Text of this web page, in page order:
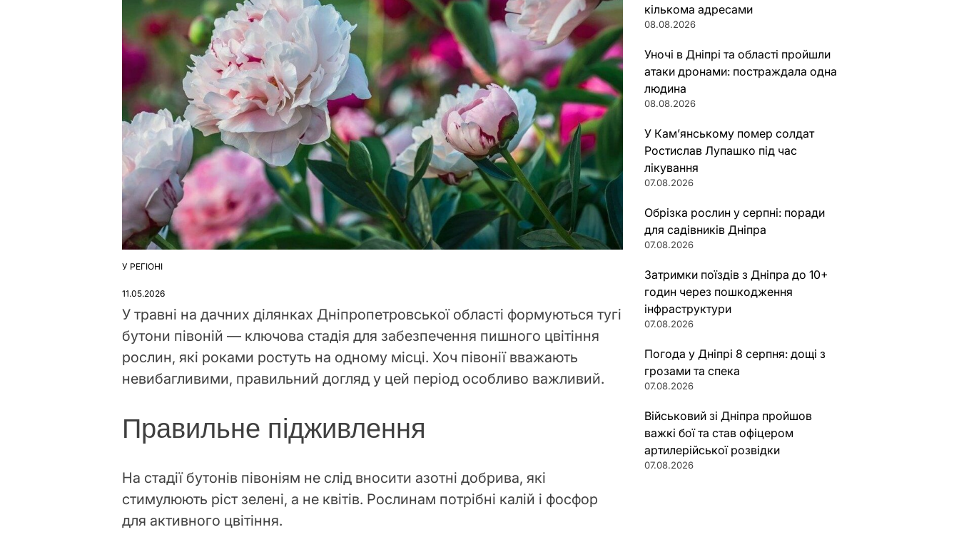
ОПУБЛІКУВАТИ
У РЕГІОНІ
11.05.2026
У травні на дачних ділянках Дніпропетровської області формуються тугі
бутони півоній — ключова стадія для забезпечення пишного цвітіння
рослин, які роками ростуть на одному місці. Хоч півонії вважають
невибагливими, правильний догляд у цей період особливо важливий.
Правильне підживлення
На стадії бутонів півоніям не слід вносити азотні добрива, які
стимулюють ріст зелені, а не квітів. Рослинам потрібні калій і фосфор
для активного цвітіння.
кількома адресами
08.08.2026
Уночі в Дніпрі та області пройшли
атаки дронами: постраждала одна
людина
08.08.2026
У Кам’янському помер солдат
Ростислав Лупашко під час
лікування
07.08.2026
Обрізка рослин у серпні: поради
для садівників Дніпра
07.08.2026
Затримки поїздів з Дніпра до 10+
годин через пошкодження
інфраструктури
07.08.2026
Погода у Дніпрі 8 серпня: дощі з
грозами та спека
07.08.2026
Військовий зі Дніпра пройшов
важкі бої та став офіцером
артилерійської розвідки
07.08.2026